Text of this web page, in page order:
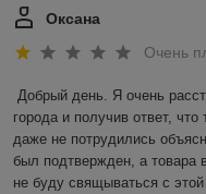
Оксана
Очень
Добрый день. Я очень
города и получив ответ,
даже не потрудились
был подтвержден, а товара
не буду свящываться с этой